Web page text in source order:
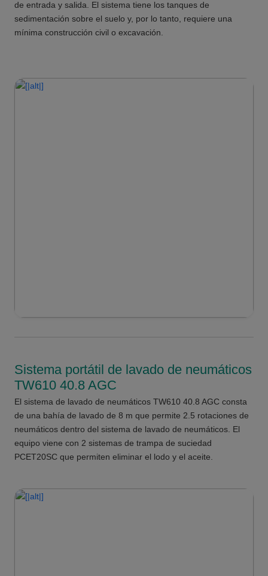
de entrada y salida. El sistema tiene los tanques de
sedimentación sobre el suelo y, por lo tanto, requiere una
mínima construcción civil o excavación.
Sistema portátil de lavado de neumáticos
TW610 40.8 AGC
El sistema de lavado de neumáticos TW610 40.8 AGC consta
de una bahía de lavado de 8 m que permite 2.5 rotaciones de
neumáticos dentro del sistema de lavado de neumáticos. El
equipo viene con 2 sistemas de trampa de suciedad
PCET20SC que permiten eliminar el lodo y el aceite.